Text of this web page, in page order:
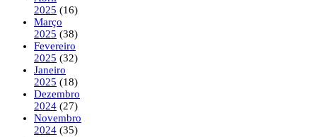
2025 (16)
Março
2025 (38)
Fevereiro
2025 (32)
Janeiro
2025 (18)
Dezembro
2024 (27)
Novembro
2024 (35)